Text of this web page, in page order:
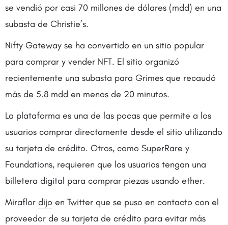
se vendió por casi 70 millones de dólares (mdd) en una
subasta de Christie’s.
Nifty Gateway se ha convertido en un sitio popular
para comprar y vender NFT. El sitio organizó
recientemente una subasta para Grimes que recaudó
más de 5.8 mdd en menos de 20 minutos.
La plataforma es una de las pocas que permite a los
usuarios comprar directamente desde el sitio utilizando
su tarjeta de crédito. Otros, como SuperRare y
Foundations, requieren que los usuarios tengan una
billetera digital para comprar piezas usando ether.
Miraflor dijo en Twitter que se puso en contacto con el
proveedor de su tarjeta de crédito para evitar más